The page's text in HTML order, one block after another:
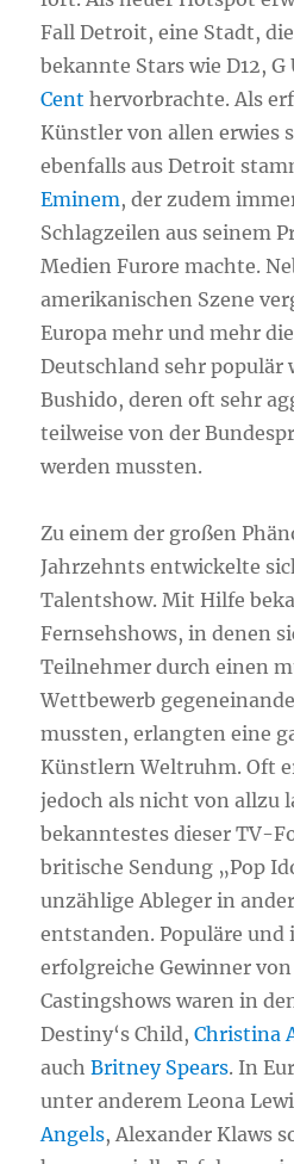
Fall Detroit, eine Stadt,
bekannte Stars wie D12,
Cent hervorbrachte. Als
Künstler von allen erwies
ebenfalls aus Detroit
Eminem, der zudem
Schlagzeilen aus seinem
Medien Furore machte.
amerikanischen Szene
Europa mehr und mehr
Deutschland sehr populär
Bushido, deren oft sehr
teilweise von der
werden mussten.
Zu einem der großen
Jahrzehnts entwickelte
Talentshow. Mit Hilfe
Fernsehshows, in denen
Teilnehmer durch einen
Wettbewerb
mussten, erlangten eine
Künstlern Weltruhm. Oft
jedoch als nicht von allzu
bekanntestes dieser TV-
britische Sendung „Pop
unzählige Ableger in
entstanden. Populäre
erfolgreiche Gewinner
Castingshows waren in
Destiny‘s Child,Christina
auchBritney Spears. In
unter anderem Leona
Angels, Alexander Klaws